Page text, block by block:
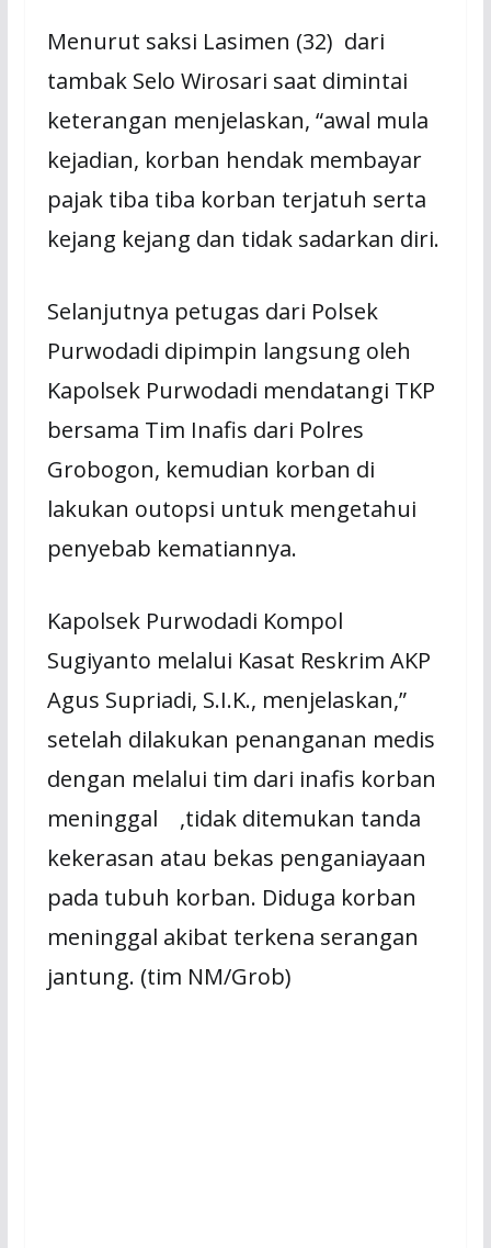
Menurut saksi Lasimen (32) dari
tambak Selo Wirosari saat dimintai
keterangan menjelaskan, “awal mula
kejadian, korban hendak membayar
pajak tiba tiba korban terjatuh serta
kejang kejang dan tidak sadarkan diri.
Selanjutnya petugas dari Polsek
Purwodadi dipimpin langsung oleh
Kapolsek Purwodadi mendatangi TKP
bersama Tim Inafis dari Polres
Grobogon, kemudian korban di
lakukan outopsi untuk mengetahui
penyebab kematiannya.
Kapolsek Purwodadi Kompol
Sugiyanto melalui Kasat Reskrim AKP
Agus Supriadi, S.I.K., menjelaskan,”
setelah dilakukan penanganan medis
dengan melalui tim dari inafis korban
meninggal ,tidak ditemukan tanda
kekerasan atau bekas penganiayaan
pada tubuh korban. Diduga korban
meninggal akibat terkena serangan
jantung. (tim NM/Grob)